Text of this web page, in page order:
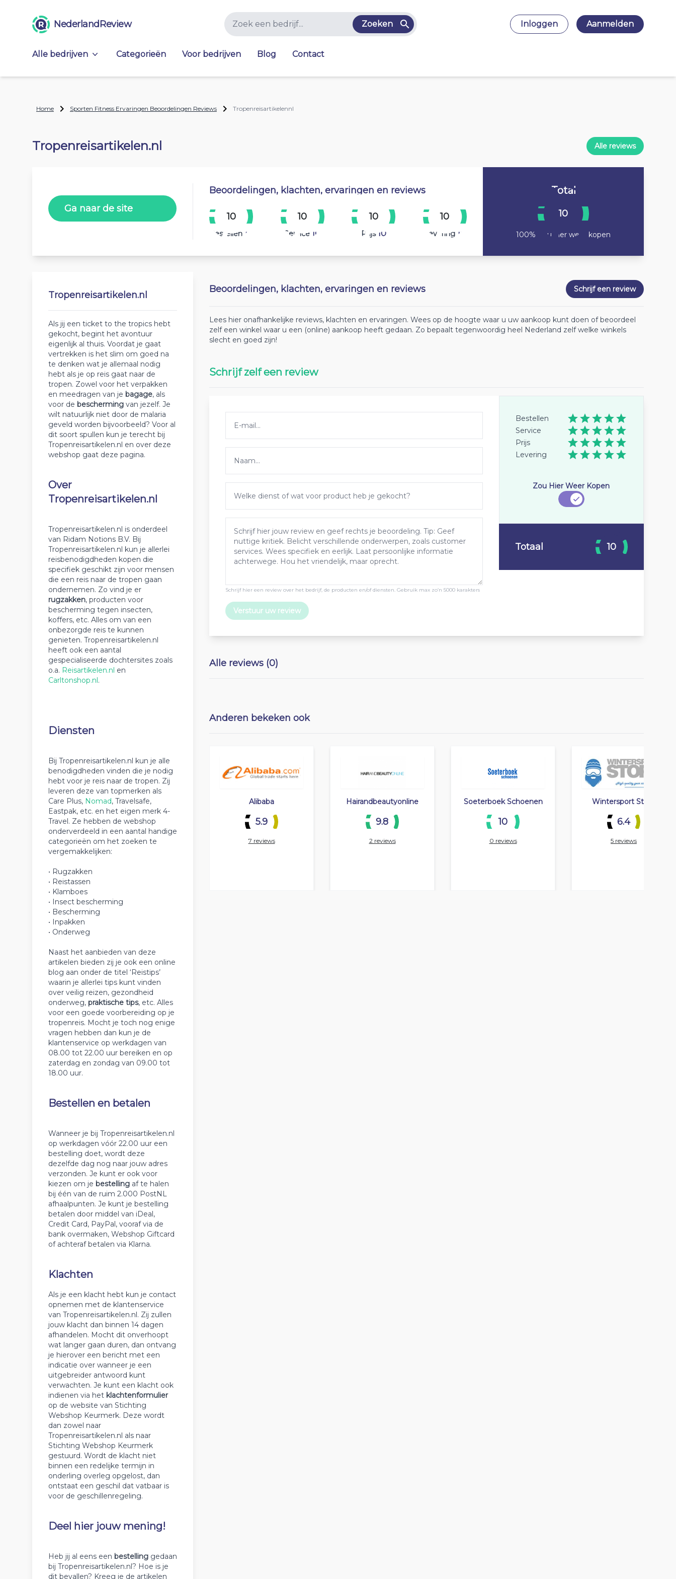
NederlandReview Zoeken Inloggen Aanmelden
Alle bedrijven Categorieën Voor bedrijven Blog Contact
Home Sporten Fitness Ervaringen Beoordelingen Reviews Tropenreisartikelennl
Tropenreisartikelen.nl Alle reviews
Ga naar de site
Beoordelingen, klachten, ervaringen en reviews
10
Bestellen 10
10
Service 10
10
Prijs 10
10
Levering 10
Total
10
100% Zou hier weer kopen
Tropenreisartikelen.nl
Als jij een ticket to the tropics hebt
gekocht, begint het avontuur
eigenlijk al thuis. Voordat je gaat
vertrekken is het slim om goed na
te denken wat je allemaal nodig
hebt als je op reis gaat naar de
tropen. Zowel voor het verpakken
en meedragen van je bagage, als
voor de bescherming van jezelf. Je
wilt natuurlijk niet door de malaria
geveld worden bijvoorbeeld? Voor al
dit soort spullen kun je terecht bij
Tropenreisartikelen.nl en over deze
webshop gaat deze pagina.
Over
Tropenreisartikelen.nl
Tropenreisartikelen.nl is onderdeel
van Ridam Notions B.V. Bij
Tropenreisartikelen.nl kun je allerlei
reisbenodigdheden kopen die
specifiek geschikt zijn voor mensen
die een reis naar de tropen gaan
ondernemen. Zo vind je er
rugzakken, producten voor
bescherming tegen insecten,
koffers, etc. Alles om van een
onbezorgde reis te kunnen
genieten. Tropenreisartikelen.nl
heeft ook een aantal
gespecialiseerde dochtersites zoals
o.a. Reisartikelen.nl en
Carltonshop.nl.
Diensten
Bij Tropenreisartikelen.nl kun je alle
benodigdheden vinden die je nodig
hebt voor je reis naar de tropen. Zij
leveren deze van topmerken als
Care Plus, Nomad, Travelsafe,
Eastpak, etc. en het eigen merk 4-
Travel. Ze hebben de webshop
onderverdeeld in een aantal handige
categorieën om het zoeken te
vergemakkelijken:
• Rugzakken
• Reistassen
• Klamboes
• Insect bescherming
• Bescherming
• Inpakken
• Onderweg
Naast het aanbieden van deze
artikelen bieden zij je ook een online
blog aan onder de titel ‘Reistips’
waarin je allerlei tips kunt vinden
over veilig reizen, gezondheid
onderweg, praktische tips, etc. Alles
voor een goede voorbereiding op je
tropenreis. Mocht je toch nog enige
vragen hebben dan kun je de
klantenservice op werkdagen van
08.00 tot 22.00 uur bereiken en op
zaterdag en zondag van 09.00 tot
18.00 uur.
Bestellen en betalen
Wanneer je bij Tropenreisartikelen.nl
op werkdagen vóór 22.00 uur een
bestelling doet, wordt deze
dezelfde dag nog naar jouw adres
verzonden. Je kunt er ook voor
kiezen om je bestelling af te halen
bij één van de ruim 2.000 PostNL
afhaalpunten. Je kunt je bestelling
betalen door middel van iDeal,
Credit Card, PayPal, vooraf via de
bank overmaken, Webshop Giftcard
of achteraf betalen via Klarna.
Klachten
Als je een klacht hebt kun je contact
opnemen met de klantenservice
van Tropenreisartikelen.nl. Zij zullen
jouw klacht dan binnen 14 dagen
afhandelen. Mocht dit onverhoopt
wat langer gaan duren, dan ontvang
je hierover een bericht met een
indicatie over wanneer je een
uitgebreider antwoord kunt
verwachten. Je kunt een klacht ook
indienen via het klachtenformulier
op de website van Stichting
Webshop Keurmerk. Deze wordt
dan zowel naar
Tropenreisartikelen.nl als naar
Stichting Webshop Keurmerk
gestuurd. Wordt de klacht niet
binnen een redelijke termijn in
onderling overleg opgelost, dan
ontstaat een geschil dat vatbaar is
voor de geschillenregeling.
Deel hier jouw mening!
Heb jij al eens een bestelling gedaan
bij Tropenreisartikelen.nl? Hoe is je
dit bevallen? Kreeg je de artikelen
Beoordelingen, klachten, ervaringen en reviews Schrijf een review
Lees hier onafhankelijke reviews, klachten en ervaringen. Wees op de hoogte waar u uw aankoop kunt doen of beoordeel
zelf een winkel waar u een (online) aankoop heeft gedaan. Zo bepaalt tegenwoordig heel Nederland zelf welke winkels
slecht en goed zijn!
Schrijf zelf een review
Schrijf hier een review over het bedrijf, de producten en/of diensten. Gebruik max zo’n 5000 karakters
Verstuur uw review
Bestellen
Service
Prijs
Levering
Zou Hier Weer Kopen
Totaal 10
Alle reviews (0)
Anderen bekeken ook
Alibaba
5.9
7 reviews
Hairandbeautyonline
9.8
2 reviews
Soeterboek Schoenen
10
0 reviews
Wintersport Store
6.4
5 reviews